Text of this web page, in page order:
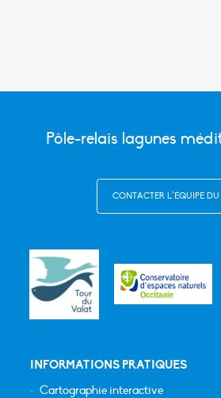
Pôle-relais lagunes
CONTACTER L’ÉQUIPE DU
INFORMATIONS PRATIQUES
Cartographie interactive